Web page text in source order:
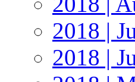
2018 |
2018 |